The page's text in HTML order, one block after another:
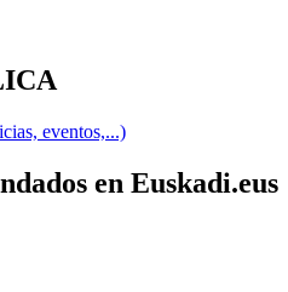
eventos,...)
en Euskadi.eus